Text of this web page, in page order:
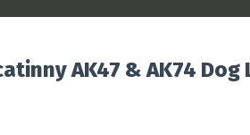
AK47 & AK74 Dog